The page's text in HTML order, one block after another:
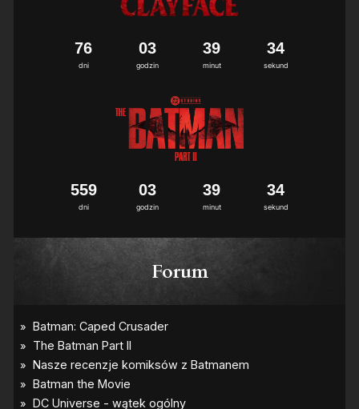
dni
76
godzin
03
minut
39
sekund
33
4
dni
559
godzin
03
minut
39
sekund
33
4
Forum